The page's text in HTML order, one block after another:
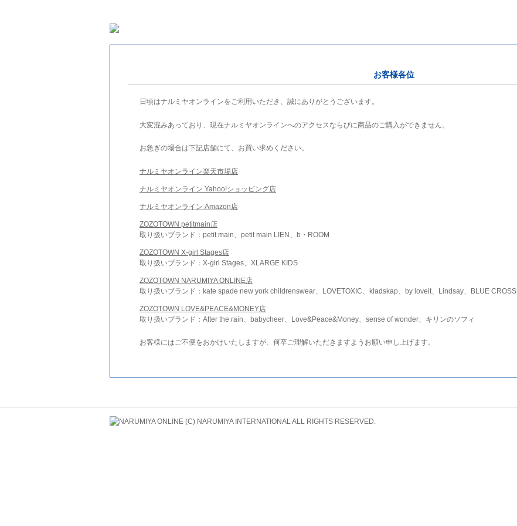
お客様各位
日頃はナルミヤオンラインをご利用いただき、誠にありがとうございます。
大変混みあっており、現在ナルミヤオンラインへのアクセスならびに商品のご購入ができません。
お急ぎの場合は下記店舗にて、お買い求めください。
ナルミヤオンライン楽天市場店
ナルミヤオンライン Yahoo!ショッピング店
ナルミヤオンライン Amazon店
ZOZOTOWN petitmain店
取り扱いブランド：petit main、petit main LIEN、b・ROOM
ZOZOTOWN X-girl Stages店
取り扱いブランド：X-girl Stages、XLARGE KIDS
ZOZOTOWN NARUMIYA ONLINE店
取り扱いブランド：kate spade new york childrenswear、LOVETOXIC、kladskap、by loveit、Lindsay、BLUE CROSS
ZOZOTOWN LOVE&PEACE&MONEY店
取り扱いブランド：After the rain、babycheer、Love&Peace&Money、sense of wonder、キリンのソフィ
お客様にはご不便をおかけいたしますが、何卒ご理解いただきますようお願い申し上げます。